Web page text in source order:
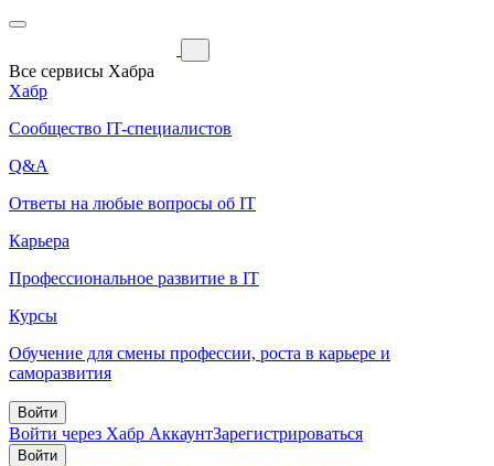
Все сервисы Хабра
Хабр
Сообщество IT-специалистов
Q&A
Ответы на любые вопросы об IT
Карьера
Профессиональное развитие в IT
Курсы
Обучение для смены профессии, роста в карьере и
саморазвития
Войти
Войти через Хабр АккаунтЗарегистрироваться
Войти